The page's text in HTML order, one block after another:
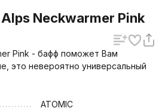
Neckwarmer Pink
Pink - бафф поможет Вам
это невероятно универсальный
ATOMIC